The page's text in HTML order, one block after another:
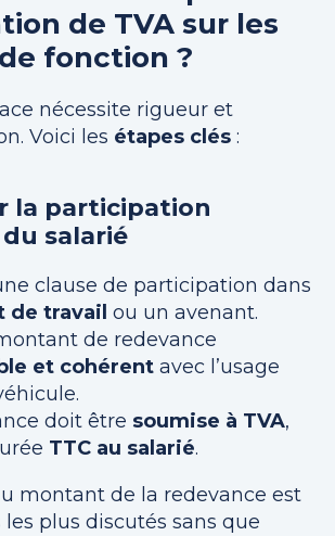
de TVA sur les
fonction ?
nécessite rigueur et
Voici les étapes clés :
la participation
salarié
clause de participation dans
de travail ou un avenant.
de redevance
et cohérent avec l’usage
doit être soumise à TVA,
TTC au salarié.
montant de la redevance est
plus discutés sans que